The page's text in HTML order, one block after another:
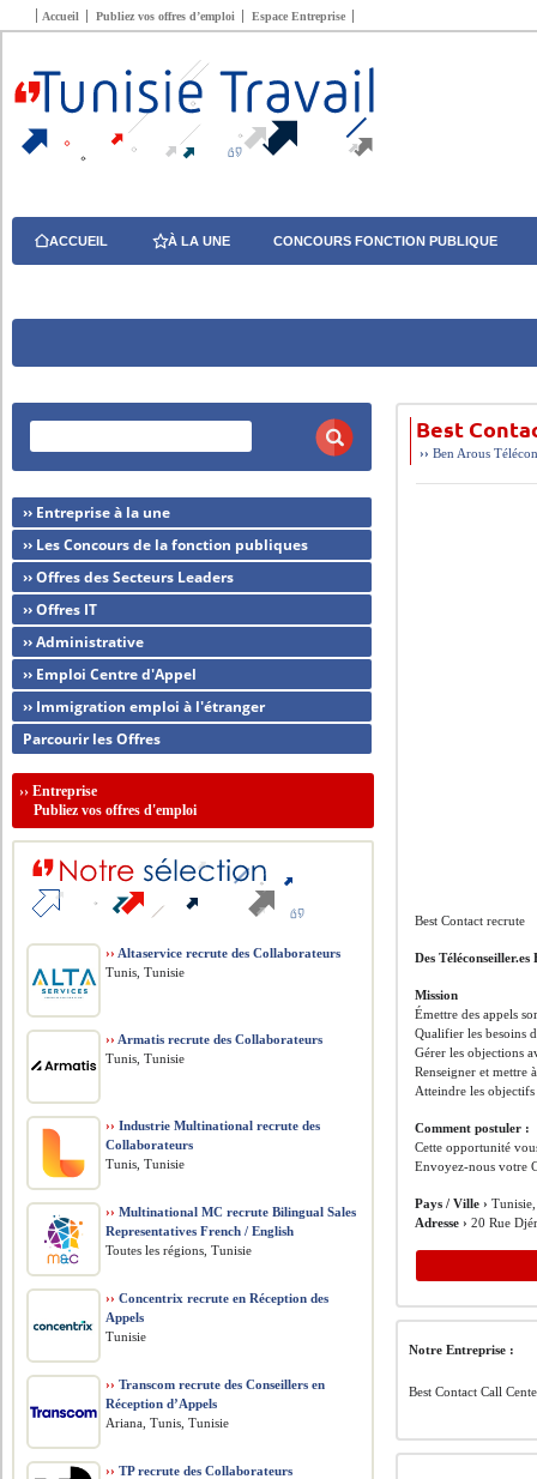
Accueil Publiez vos offres d’emploi Espace Entreprise
ACCUEIL À LA UNE CONCOURS FONCTION PUBLIQUE
Best
››Ben Arous
Best Contact recrute
Des
Mission
Émettre des appels
Qualifier les besoins
Gérer les objections
Renseigner et mettre
Atteindre les
Comment postuler :
Cette opportunité
Envoyez-nous votre
Pays / Ville ›
Adresse › 20 Rue
Notre Entreprise :
Best Contact Call
›› Entreprise à la une
›› Les Concours de la fonction publiques
›› Offres des Secteurs Leaders
›› Offres IT
›› Administrative
›› Emploi Centre d'Appel
›› Immigration emploi à l'étranger
Parcourir les Offres
››Entreprise
Publiez vos offres d'emploi
›› Altaservice recrute des Collaborateurs
Tunis, Tunisie
›› Armatis recrute des Collaborateurs
Tunis, Tunisie
›› Industrie Multinational recrute des
Collaborateurs
Tunis, Tunisie
›› Multinational MC recrute Bilingual Sales
Representatives French / English
Toutes les régions, Tunisie
›› Concentrix recrute en Réception des
Appels
Tunisie
›› Transcom recrute des Conseillers en
Réception d’Appels
Ariana, Tunis, Tunisie
›› TP recrute des Collaborateurs